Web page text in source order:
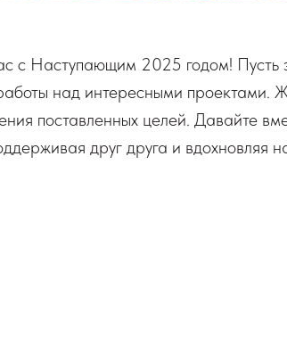
с Наступающим 2025 годом! Пусть
над интересными проектами.
поставленных целей. Давайте
друг друга и